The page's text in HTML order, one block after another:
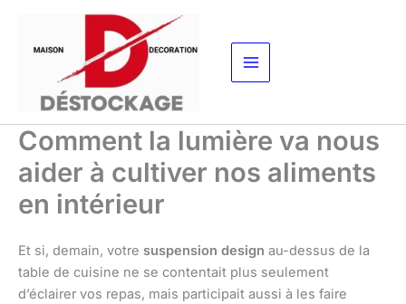
contenu
Comment la lumière va nous
aider à cultiver nos aliments
en intérieur
Et si, demain, votre suspension design au-dessus de la
table de cuisine ne se contentait plus seulement
d’éclairer vos repas, mais participait aussi à les faire